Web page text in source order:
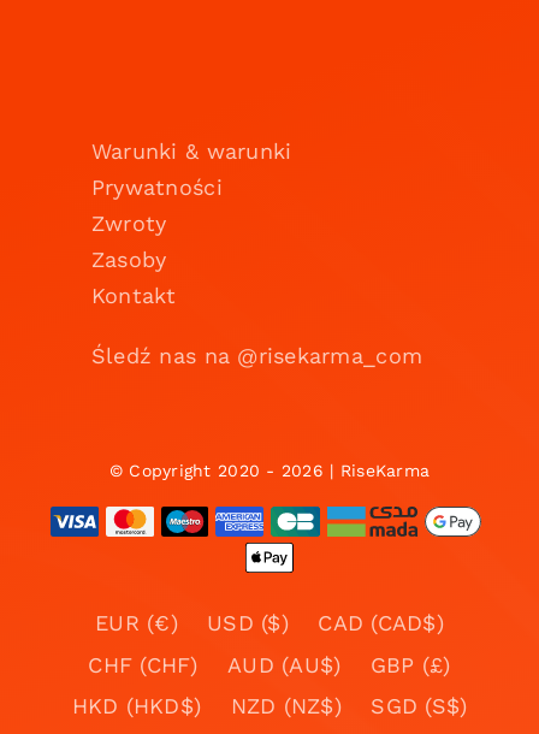
Warunki & warunki
Prywatności
Zwroty
Zasoby
Kontakt
Śledź nas na @risekarma_com
© Copyright 2020 - 2026 | RiseKarma
EUR (€) USD ($)
CAD (CAD$)
CHF (CHF)
AUD (AU$)
GBP (£)
HKD (HKD$)
NZD (NZ$)
SGD (S$)